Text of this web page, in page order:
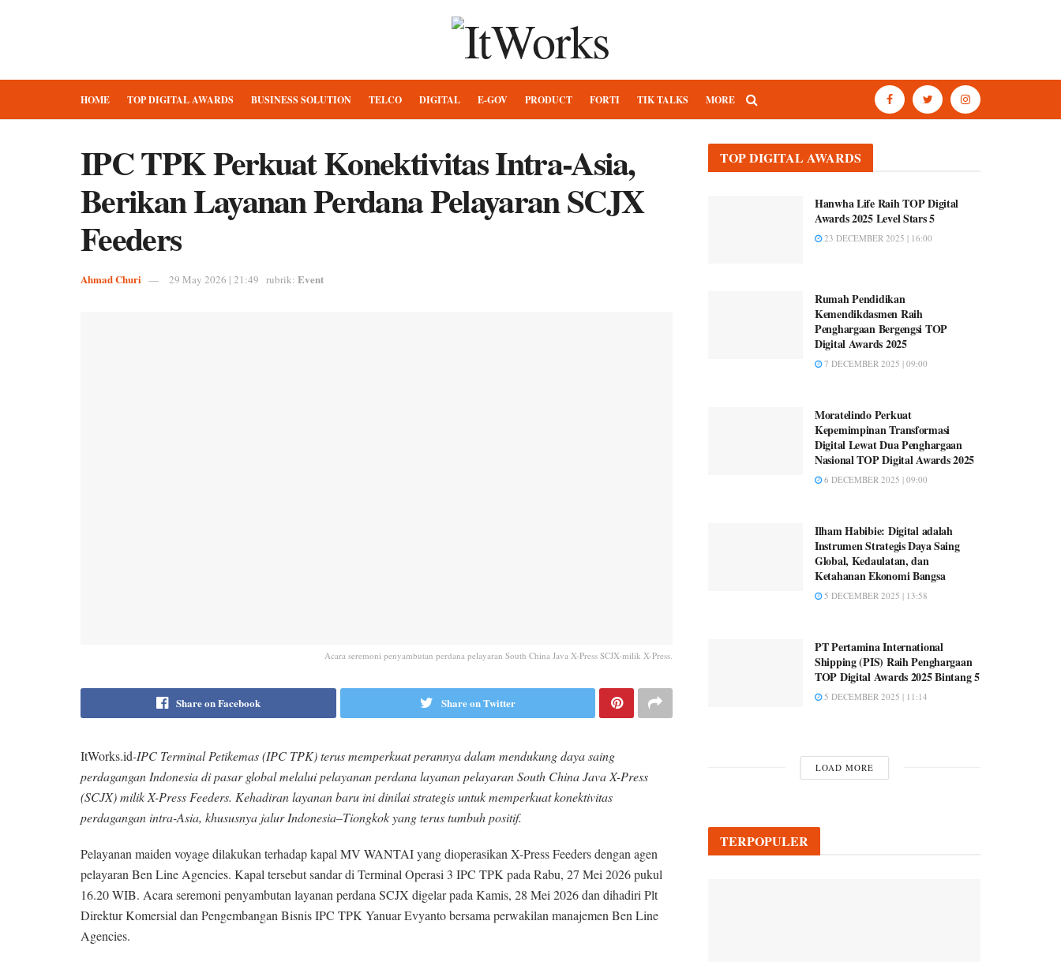
HOME TOP DIGITAL AWARDS BUSINESS SOLUTION TELCO DIGITAL E-GOV PRODUCT FORTI TIK TALKS MORE
IPC TPK Perkuat Konektivitas Intra-Asia,
Berikan Layanan Perdana Pelayaran SCJX
Feeders
Ahmad Churi 29 May 2026 | 21:49 rubrik: Event
Acara seremoni penyambutan perdana pelayaran South China Java X-Press SCJX-milik X-Press.
Share on Facebook Share on Twitter
ItWorks.id-IPC Terminal Petikemas (IPC TPK) terus memperkuat perannya dalam mendukung daya saing
perdagangan Indonesia di pasar global melalui pelayanan perdana layanan pelayaran South China Java X-Press
(SCJX) milik X-Press Feeders. Kehadiran layanan baru ini dinilai strategis untuk memperkuat konektivitas
perdagangan intra-Asia, khususnya jalur Indonesia–Tiongkok yang terus tumbuh positif.
Pelayanan maiden voyage dilakukan terhadap kapal MV WANTAI yang dioperasikan X-Press Feeders dengan agen
pelayaran Ben Line Agencies. Kapal tersebut sandar di Terminal Operasi 3 IPC TPK pada Rabu, 27 Mei 2026 pukul
16.20 WIB. Acara seremoni penyambutan layanan perdana SCJX digelar pada Kamis, 28 Mei 2026 dan dihadiri Plt
Direktur Komersial dan Pengembangan Bisnis IPC TPK Yanuar Evyanto bersama perwakilan manajemen Ben Line
Agencies.
TOP DIGITAL AWARDS
Hanwha Life Raih TOP Digital
Awards 2025 Level Stars 5
23 DECEMBER 2025 | 16:00
Rumah Pendidikan
Kemendikdasmen Raih
Penghargaan Bergengsi TOP
Digital Awards 2025
7 DECEMBER 2025 | 09:00
Moratelindo Perkuat
Kepemimpinan Transformasi
Digital Lewat Dua Penghargaan
Nasional TOP Digital Awards 2025
6 DECEMBER 2025 | 09:00
Ilham Habibie: Digital adalah
Instrumen Strategis Daya Saing
Global, Kedaulatan, dan
Ketahanan Ekonomi Bangsa
5 DECEMBER 2025 | 13:58
PT Pertamina International
Shipping (PIS) Raih Penghargaan
TOP Digital Awards 2025 Bintang 5
5 DECEMBER 2025 | 11:14
LOAD MORE
TERPOPULER